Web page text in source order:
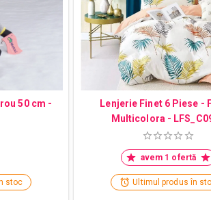
50 cm -
stoc
Lenjerie Finet 6 Piese -
Multicolora -
avem 1 ofertă
Ultimul produs în